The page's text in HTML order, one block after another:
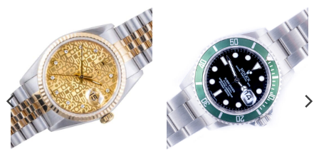
Add to
wishlist
Add to
wishlist